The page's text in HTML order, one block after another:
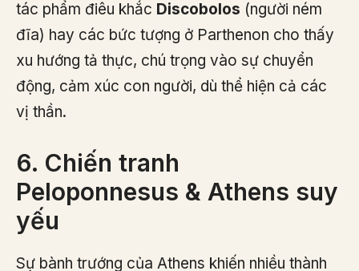
tác phẩm điêu khắc Discobolos (người ném
đĩa) hay các bức tượng ở Parthenon cho thấy
xu hướng tả thực, chú trọng vào sự chuyển
động, cảm xúc con người, dù thể hiện cả các
vị thần.
6. Chiến tranh
Peloponnesus & Athens suy
yếu
Sự bành trướng của Athens khiến nhiều thành